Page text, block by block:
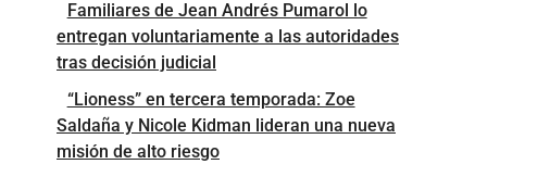
Familiares de Jean Andrés Pumarol lo
entregan voluntariamente a las autoridades
tras decisión judicial
“Lioness” en tercera temporada: Zoe
Saldaña y Nicole Kidman lideran una nueva
misión de alto riesgo